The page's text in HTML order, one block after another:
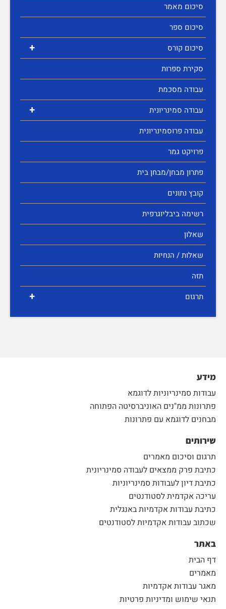
סיכום מאמר
סיכום ספר
+
סיכום קורס
סקירת ספרות
עבודה מסכמת
+
עבודה סמינריונית
עבודה פרוסמינריונית
פרויקט גמר
פתרון מבחן/מבחן בית
קובץ נתונים
רשימה ביבליוגרפית
שאלון
שאלות / הנחיות
תזה
+ תרגום
מידע
עבודות סמינריוניות לדוגמא
פתרונות ממ"נים האוניברסיטה הפתוחה
מבחנים לדוגמא עם פתרונות
שירותים
תרגום וסיכום מאמרים
כתיבת פרק ממצאים לעבודה סמינריונית
כתיבת דיון לעבודות סמינריוניות
עריכה אקדמית לסטודנטים
כתיבת עבודות אקדמיות באנגלית
שכתוב עבודות אקדמיות לסטודנטים
באתר
דף הבית
מאמרים
מאגר עבודות אקדמיות
תנאי שימוש ומדיניות פרטיות